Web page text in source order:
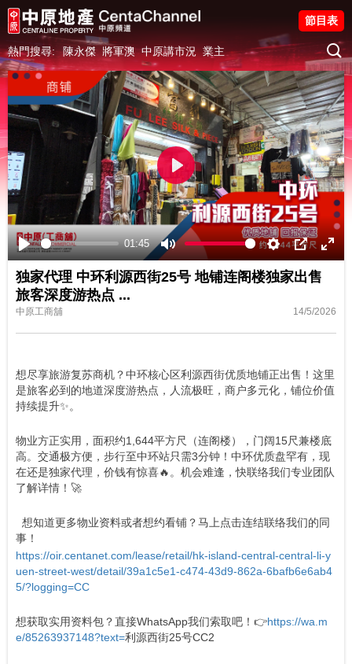
熱門搜尋: 陳永傑 將軍澳 中原講市況 業主
節目表
Play
01:45
Mute Settings
PIP
Play
独家代理 中环利源西街25号 地铺连阁楼独家出售
旅客深度游热点 ...
中原工商舖 14/5/2026
想尽享旅游复苏商机？中环核心区利源西街优质地铺正出售！这里
是旅客必到的地道深度游热点，人流极旺，商户多元化，铺位价值
持续提升✨。
物业方正实用，面积约1,644平方尺（连阁楼），门阔15尺兼楼底
高。交通极方便，步行至中环站只需3分钟！中环优质盘罕有，现
在还是独家代理，价钱有惊喜🔥。机会难逢，快联络我们专业团队
了解详情！🚀
想知道更多物业资料或者想约看铺？马上点击连结联络我们的同
事！
https://oir.centanet.com/lease/retail/hk-island-central-central-li-y
uen-street-west/detail/39a1c5e1-c474-43d9-862a-6bafb6e6ab4
5/?logging=CC
想获取实用资料包？直接WhatsApp我们索取吧！👉https://wa.m
e/85263937148?text=利源西街25号CC2